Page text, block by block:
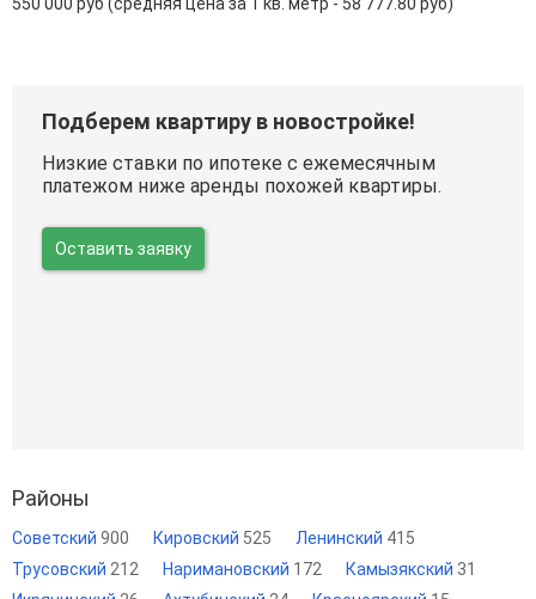
Подберем квартиру в новостройке!
Низкие ставки по ипотеке с ежемесячным
платежом ниже аренды похожей квартиры.
Оставить заявку
Районы
Советский 900 Кировский 525 Ленинский 415
Трусовский 212 Наримановский 172 Камызякский 31